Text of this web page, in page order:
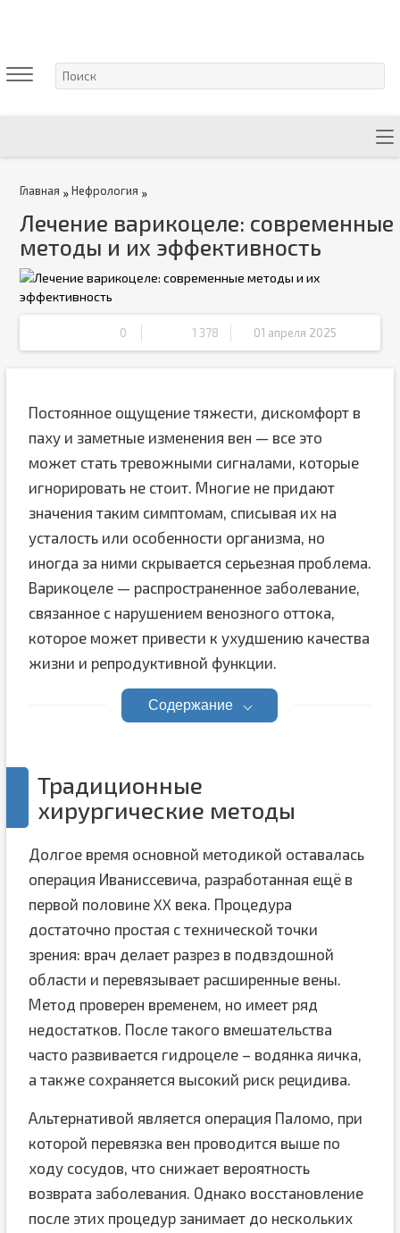
Главная »Нефрология »
Лечение варикоцеле: современные
методы и их эффективность
0 1 378 01 апреля 2025
Постоянное ощущение тяжести, дискомфорт в
паху и заметные изменения вен — все это
может стать тревожными сигналами, которые
игнорировать не стоит. Многие не придают
значения таким симптомам, списывая их на
усталость или особенности организма, но
иногда за ними скрывается серьезная проблема.
Варикоцеле — распространенное заболевание,
связанное с нарушением венозного оттока,
которое может привести к ухудшению качества
жизни и репродуктивной функции.
Содержание
Традиционные
хирургические методы
Долгое время основной методикой оставалась
операция Иваниссевича, разработанная ещё в
первой половине XX века. Процедура
достаточно простая с технической точки
зрения: врач делает разрез в подвздошной
области и перевязывает расширенные вены.
Метод проверен временем, но имеет ряд
недостатков. После такого вмешательства
часто развивается гидроцеле – водянка яичка,
а также сохраняется высокий риск рецидива.
Альтернативой является операция Паломо, при
которой перевязка вен проводится выше по
ходу сосудов, что снижает вероятность
возврата заболевания. Однако восстановление
после этих процедур занимает до нескольких